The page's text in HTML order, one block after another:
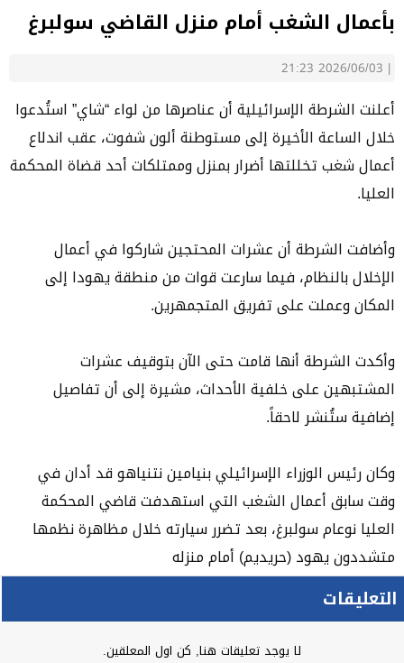
بأعمال الشغب أمام منزل القاضي سولبرغ
|
2026/06/03 21:23
أعلنت الشرطة الإسرائيلية أن عناصرها من لواء “شاي” استُدعوا
خلال الساعة الأخيرة إلى مستوطنة ألون شفوت، عقب اندلاع
أعمال شغب تخللتها أضرار بمنزل وممتلكات أحد قضاة المحكمة
العليا.
وأضافت الشرطة أن عشرات المحتجين شاركوا في أعمال
الإخلال بالنظام، فيما سارعت قوات من منطقة يهودا إلى
المكان وعملت على تفريق المتجمهرين.
وأكدت الشرطة أنها قامت حتى الآن بتوقيف عشرات
المشتبهين على خلفية الأحداث، مشيرة إلى أن تفاصيل
إضافية ستُنشر لاحقاً.
وكان رئيس الوزراء الإسرائيلي بنيامين نتنياهو قد أدان في
وقت سابق أعمال الشغب التي استهدفت قاضي المحكمة
العليا نوعام سولبرغ، بعد تضرر سيارته خلال مظاهرة نظمها
متشددون يهود (حريديم) أمام منزله
التعليقات
لا يوجد تعليقات هنا, كن اول المعلقين.